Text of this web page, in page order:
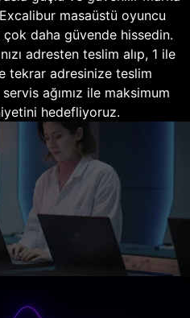
masaüstü oyuncu
daha güvende hissedin.
adresten teslim alıp, 1 ile
tekrar adresinize teslim
ağımız ile maksimum
hedefliyoruz.